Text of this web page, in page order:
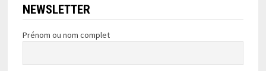
NEWSLETTER
Prénom ou nom complet